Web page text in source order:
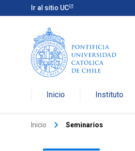
Ir al sitio UC
Inicio Instituto
Inicio keyboard_arrow_right Seminarios